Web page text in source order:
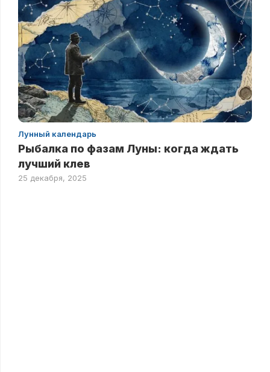
Лунный календарь
Рыбалка по фазам Луны: когда ждать
лучший клев
25 декабря, 2025